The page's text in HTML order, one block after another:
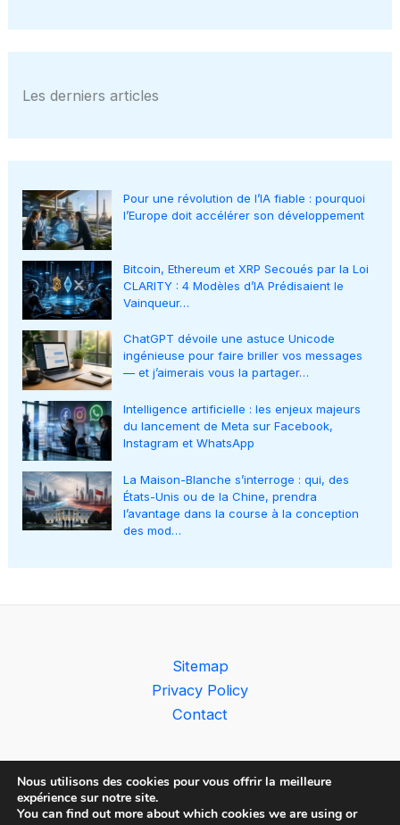
Les derniers articles
Pour une révolution de l’IA fiable : pourquoi
l’Europe doit accélérer son développement
Bitcoin, Ethereum et XRP Secoués par la Loi
CLARITY : 4 Modèles d’IA Prédisaient le
Vainqueur…
ChatGPT dévoile une astuce Unicode
ingénieuse pour faire briller vos messages
— et j’aimerais vous la partager…
Intelligence artificielle : les enjeux majeurs
du lancement de Meta sur Facebook,
Instagram et WhatsApp
La Maison-Blanche s’interroge : qui, des
États-Unis ou de la Chine, prendra
l’avantage dans la course à la conception
des mod…
Sitemap
Privacy Policy
Contact
Copyright © 2026 The AI Observer
Nous utilisons des cookies pour vous offrir la meilleure
expérience sur notre site.
You can find out more about which cookies we are using or